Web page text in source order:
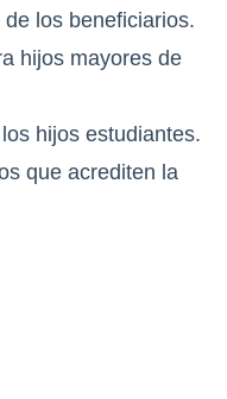
los beneficiarios.
hijos mayores de
hijos estudiantes.
que acrediten la